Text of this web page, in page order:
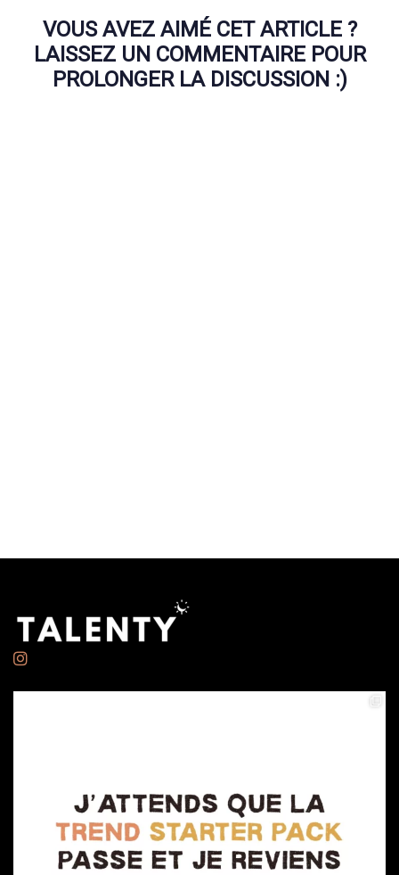
VOUS AVEZ AIMÉ CET ARTICLE ?
LAISSEZ UN COMMENTAIRE POUR
PROLONGER LA DISCUSSION :)